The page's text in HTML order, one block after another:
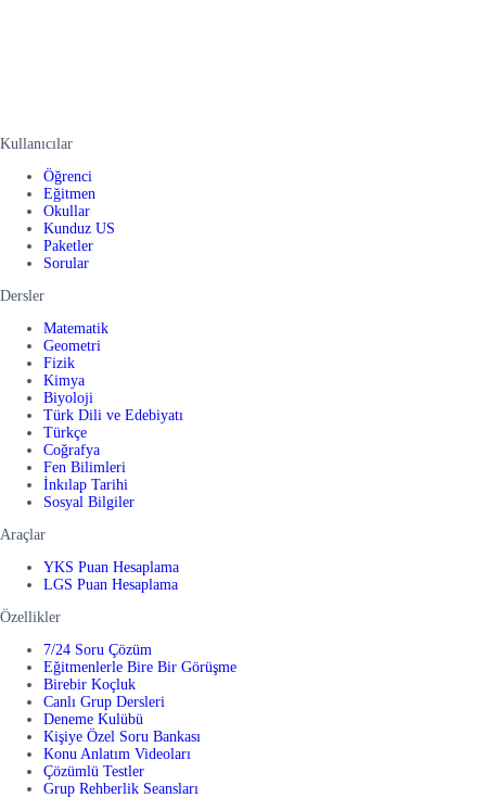
Kullanıcılar
Öğrenci
Eğitmen
Okullar
Kunduz US
Paketler
Sorular
Dersler
Matematik
Geometri
Fizik
Kimya
Biyoloji
Türk Dili ve Edebiyatı
Türkçe
Coğrafya
Fen Bilimleri
İnkılap Tarihi
Sosyal Bilgiler
Araçlar
YKS Puan Hesaplama
LGS Puan Hesaplama
Özellikler
7/24 Soru Çözüm
Eğitmenlerle Bire Bir Görüşme
Birebir Koçluk
Canlı Grup Dersleri
Deneme Kulübü
Kişiye Özel Soru Bankası
Konu Anlatım Videoları
Çözümlü Testler
Grup Rehberlik Seansları